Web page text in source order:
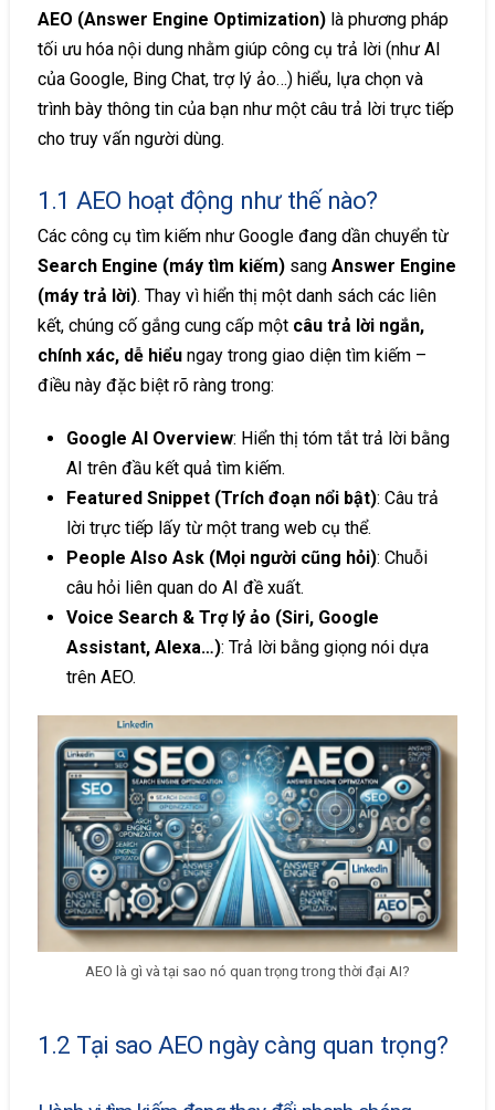
AEO (Answer Engine Optimization)là phương pháp
tối ưu hóa nội dung nhằm giúp công cụ trả lời (như AI
của Google, Bing Chat, trợ lý ảo…) hiểu, lựa chọn và
trình bày thông tin của bạn như một câu trả lời trực tiếp
cho truy vấn người dùng.
1.1 AEO hoạt động như thế nào?
Các công cụ tìm kiếm như Google đang dần chuyển từ
Search Engine (máy tìm kiếm)sang Answer Engine
(máy trả lời). Thay vì hiển thị một danh sách các liên
kết, chúng cố gắng cung cấp một câu trả lời ngắn,
chính xác, dễ hiểungay trong giao diện tìm kiếm –
điều này đặc biệt rõ ràng trong:
Google AI Overview: Hiển thị tóm tắt trả lời bằng
AI trên đầu kết quả tìm kiếm.
Featured Snippet (Trích đoạn nổi bật): Câu trả
lời trực tiếp lấy từ một trang web cụ thể.
People Also Ask (Mọi người cũng hỏi): Chuỗi
câu hỏi liên quan do AI đề xuất.
Voice Search & Trợ lý ảo (Siri, Google
Assistant, Alexa…): Trả lời bằng giọng nói dựa
trên AEO.
AEO là gì và tại sao nó quan trọng trong thời đại AI?
1.2 Tại sao AEO ngày càng quan trọng?